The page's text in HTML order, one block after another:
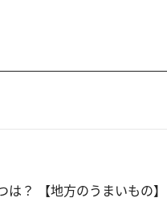
は？ 【地方のうまいもの